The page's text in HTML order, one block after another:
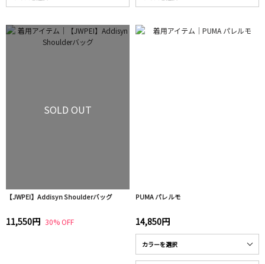
SOLD OUT
【JWPEI】Addisyn Shoulderバッグ
11,550円 30% OFF
PUMA パレルモ
14,850円